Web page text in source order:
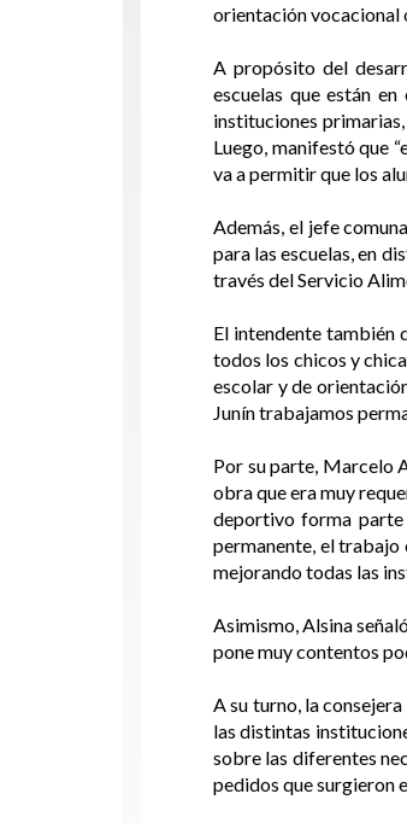
orientación vocacional
A propósito del
escuelas que están
instituciones
Luego, manifestó que
va a permitir que los
Además, el jefe
para las escuelas, en
través del Servicio
El intendente también
todos los chicos y
escolar y de
Junín trabajamos
Por su parte, Marcelo
obra que era muy
deportivo forma parte
permanente, el trabajo
mejorando todas las
Asimismo, Alsina
pone muy contentos
A su turno, la
las distintas
sobre las diferentes
pedidos que surgieron